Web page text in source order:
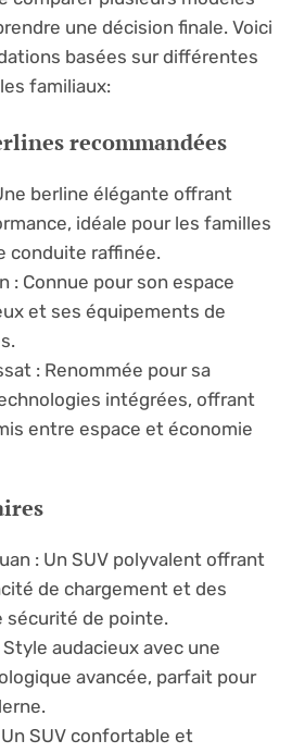
une décision finale. Voici
basées sur différentes
familiaux:
recommandées
berline élégante offrant
idéale pour les familles
conduite raffinée.
: Connue pour son espace
et ses équipements de
: Renommée pour sa
intégrées, offrant
entre espace et économie
: Un SUV polyvalent offrant
de chargement et des
sécurité de pointe.
audacieux avec une
avancée, parfait pour
SUV confortable et